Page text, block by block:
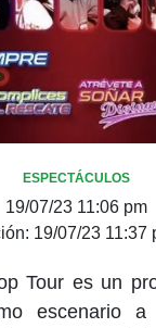
ESPECTÁCULOS
19/07/23 11:06 pm
19/07/23 11:37
Tour es un
escenario